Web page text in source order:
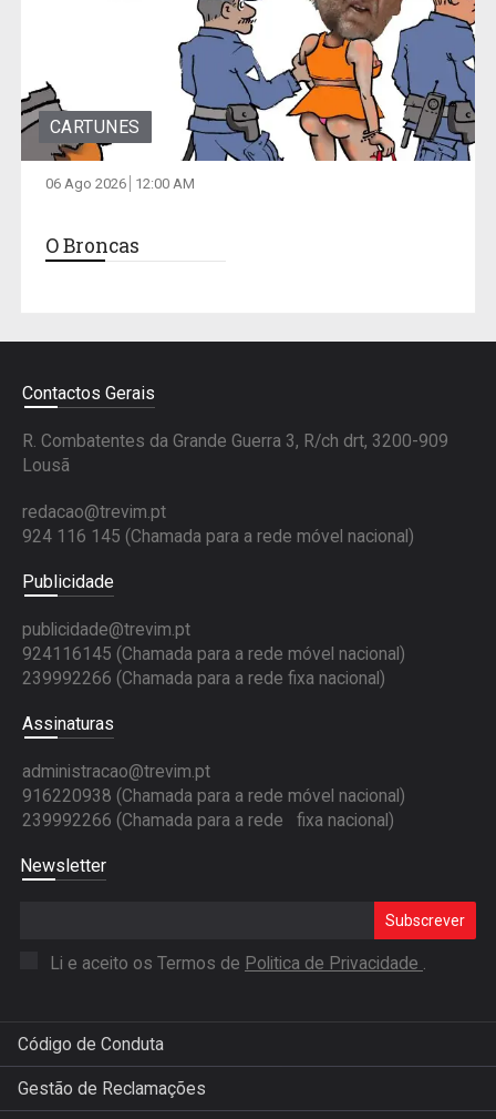
CARTUNES
06 Ago 2026 12:00 AM
O Broncas
Contactos Gerais
R. Combatentes da Grande Guerra 3, R/ch drt, 3200-909
Lousã
redacao@trevim.pt
924 116 145 (Chamada para a rede móvel nacional)
Publicidade
publicidade@trevim.pt
924116145 (Chamada para a rede móvel nacional)
239992266 (Chamada para a rede fixa nacional)
Assinaturas
administracao@trevim.pt
916220938 (Chamada para a rede móvel nacional)
239992266 (Chamada para a rede fixa nacional)
Newsletter
Subscrever
Li e aceito os Termos de Politica de Privacidade .
Código de Conduta
Gestão de Reclamações